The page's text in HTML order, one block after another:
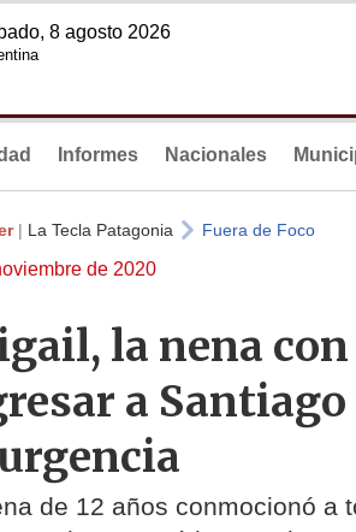
8 agosto 2026
Informes Nacionales
| La Tecla Patagonia Fuera de Foco
de 2020
la nena
a
de 12 años conmocionó a